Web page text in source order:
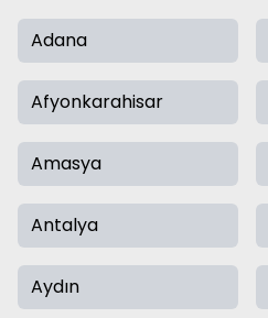
Adana
Afyonkarahisar
Amasya
Antalya
Aydın